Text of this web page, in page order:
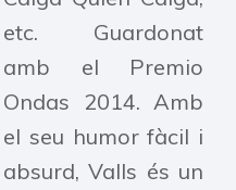
etc. Guardonat
amb el Premio
Ondas 2014. Amb
el seu humor fàcil i
absurd, Valls és un